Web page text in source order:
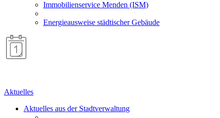
Immobilienservice Menden (ISM)
Energieausweise städtischer Gebäude
Aktuelles
Aktuelles aus der Stadtverwaltung